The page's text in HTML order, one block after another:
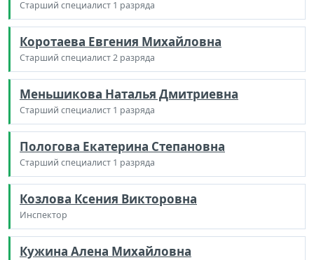
Старший специалист 1 разряда
Коротаева Евгения Михайловна
Старший специалист 2 разряда
Меньшикова Наталья Дмитриевна
Старший специалист 1 разряда
Пологова Екатерина Степановна
Старший специалист 1 разряда
Козлова Ксения Викторовна
Инспектор
Кужина Алена Михайловна